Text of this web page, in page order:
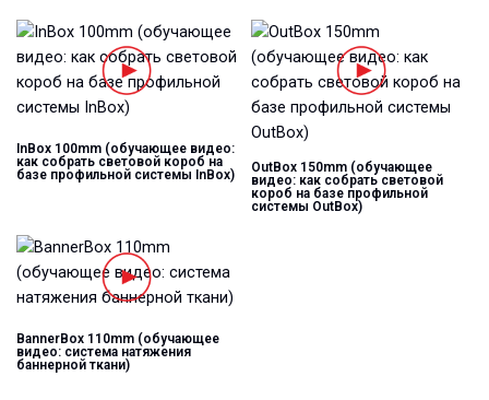
InBox 100mm (обучающее видео:
как собрать световой короб на
базе профильной системы InBox)
OutBox 150mm (обучающее
видео: как собрать световой
короб на базе профильной
системы OutBox)
BannerBox 110mm (обучающее
видео: система натяжения
баннерной ткани)